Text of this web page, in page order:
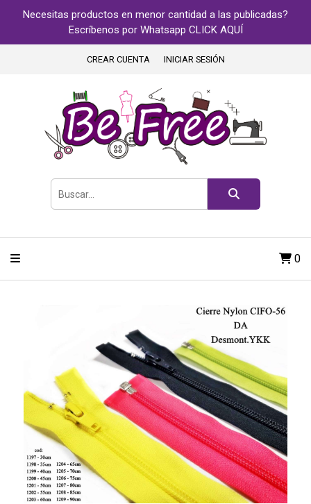
Necesitas productos en menor cantidad a las publicadas?
Escríbenos por Whatsapp CLICK AQUÍ
CREAR CUENTA INICIAR SESIÓN
0